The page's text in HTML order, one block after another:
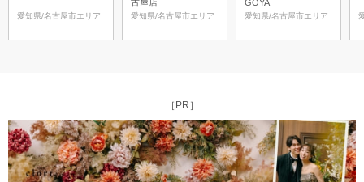
愛知県/名古屋市エリア
古屋店
愛知県/名古屋市エリア
GOYA
愛知県/名古屋市エリア
［PR］